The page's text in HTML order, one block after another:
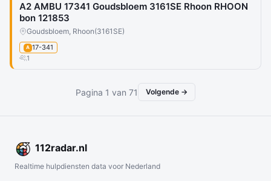
A2 AMBU 17341 Goudsbloem 3161SE Rhoon RHOON
bon 121853
Goudsbloem, Rhoon(3161SE)
A 17-341
1
Pagina 1 van 71 Volgende →
112radar.nl
Realtime hulpdiensten data voor Nederland